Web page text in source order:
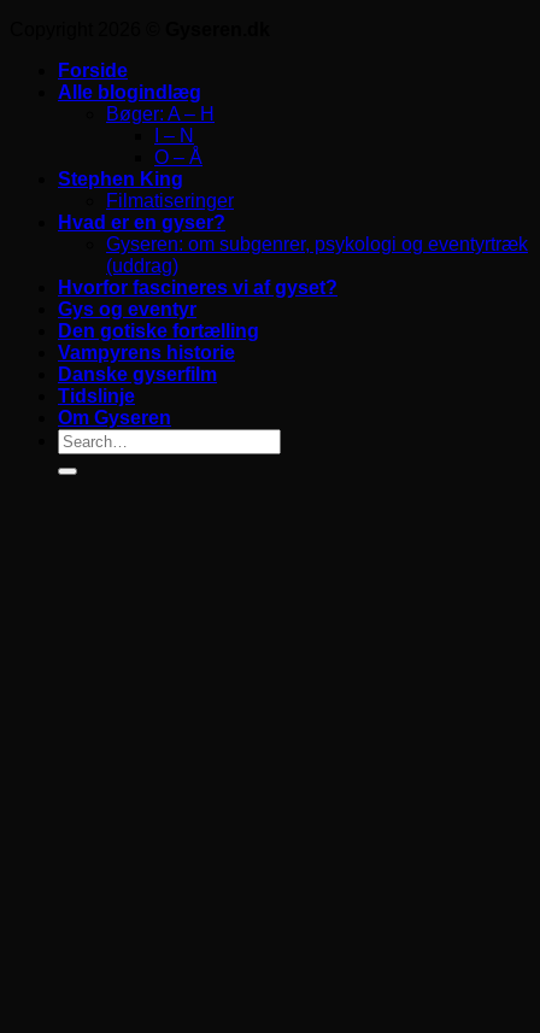
Forside
Alle blogindlæg
Bøger: A – H
I – N
O – Å
Stephen King
Filmatiseringer
Hvad er en gyser?
Gyseren: om subgenrer, psykologi og eventyrtræk
(uddrag)
Hvorfor fascineres vi af gyset?
Gys og eventyr
Den gotiske fortælling
Vampyrens historie
Danske gyserfilm
Tidslinje
Om Gyseren